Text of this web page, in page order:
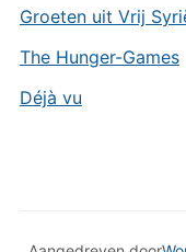
Groeten uit Vrij
The Hunger-Games
Déjà vu